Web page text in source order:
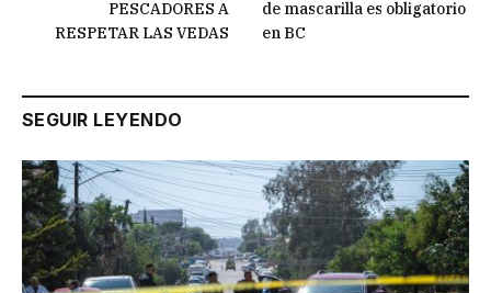
PESCADORES A
RESPETAR LAS VEDAS
de mascarilla es obligatorio
en BC
SEGUIR LEYENDO